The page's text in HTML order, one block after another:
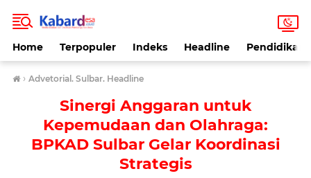
Home Terpopuler Indeks Headline Pendidikan
› Advetorial. Sulbar. Headline
Sinergi Anggaran untuk
Kepemudaan dan Olahraga:
BPKAD Sulbar Gelar Koordinasi
Strategis